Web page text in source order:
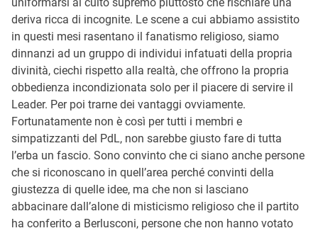
deriva ricca di incognite. Le scene a cui abbiamo assistito
in questi mesi rasentano il fanatismo religioso, siamo
dinnanzi ad un gruppo di individui infatuati della propria
divinità, ciechi rispetto alla realtà, che offrono la propria
obbedienza incondizionata solo per il piacere di servire il
Leader. Per poi trarne dei vantaggi ovviamente.
Fortunatamente non è così per tutti i membri e
simpatizzanti del PdL, non sarebbe giusto fare di tutta
l’erba un fascio. Sono convinto che ci siano anche persone
che si riconoscano in quell’area perché convinti della
giustezza di quelle idee, ma che non si lasciano
abbacinare dall’alone di misticismo religioso che il partito
ha conferito a Berlusconi, persone che non hanno votato